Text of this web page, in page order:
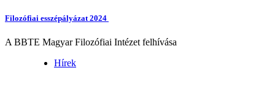
Filozófiai esszépályázat 2024
A BBTE Magyar Filozófiai Intézet felhívása
Hírek